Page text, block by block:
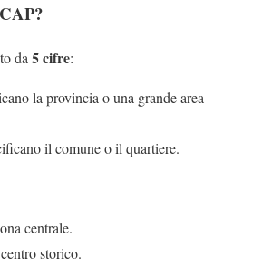
da 5 cifre:
la provincia o una grande area
il comune o il quartiere.
centrale.
storico.